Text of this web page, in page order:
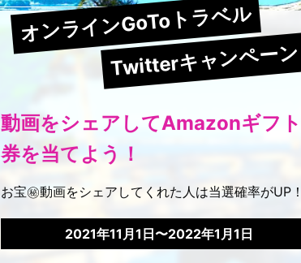
オンラインGoToトラベル
Twitterキャンペーン
動画をシェアしてAmazonギフト
券を当てよう！
お宝㊙動画をシェアしてくれた人は当選確率がUP！
2021年11月1日〜2022年1月1日